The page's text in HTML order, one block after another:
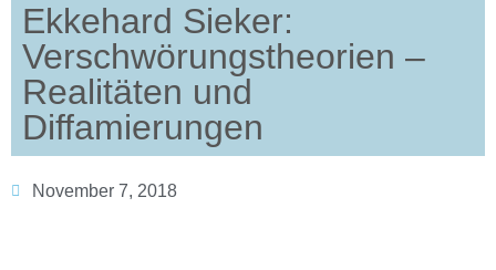
Ekkehard Sieker:
Verschwörungstheorien –
Realitäten und
Diffamierungen
November 7, 2018